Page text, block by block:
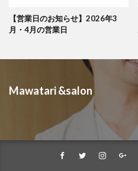
【営業日のお知らせ】2026年3
月・4月の営業日
Mawatari &salon